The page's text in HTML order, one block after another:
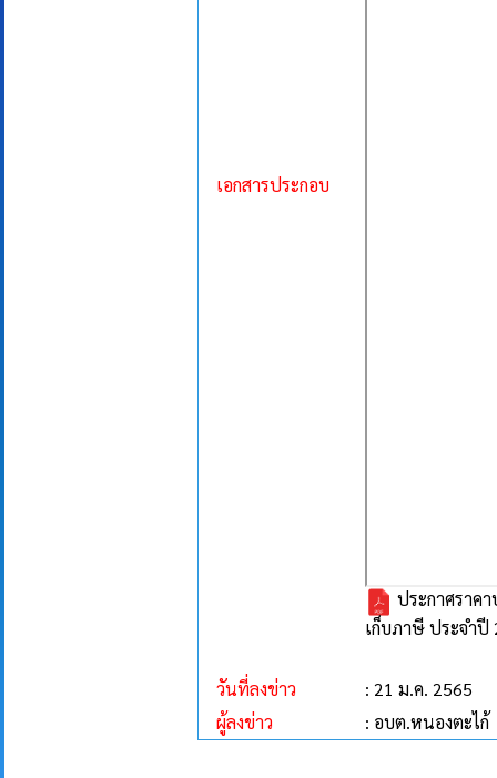
เอกสารประกอบ
ประกาศราค
เก็บภาษี ประจำปี
วันที่ลงข่าว
: 21 ม.ค. 2565
ผู้ลงข่าว
: อบต.หนองตะไก้